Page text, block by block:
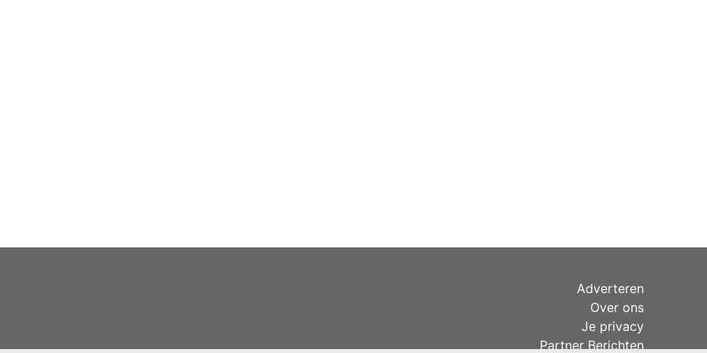
Adverteren
Over ons
Je privacy
Partner Berichten